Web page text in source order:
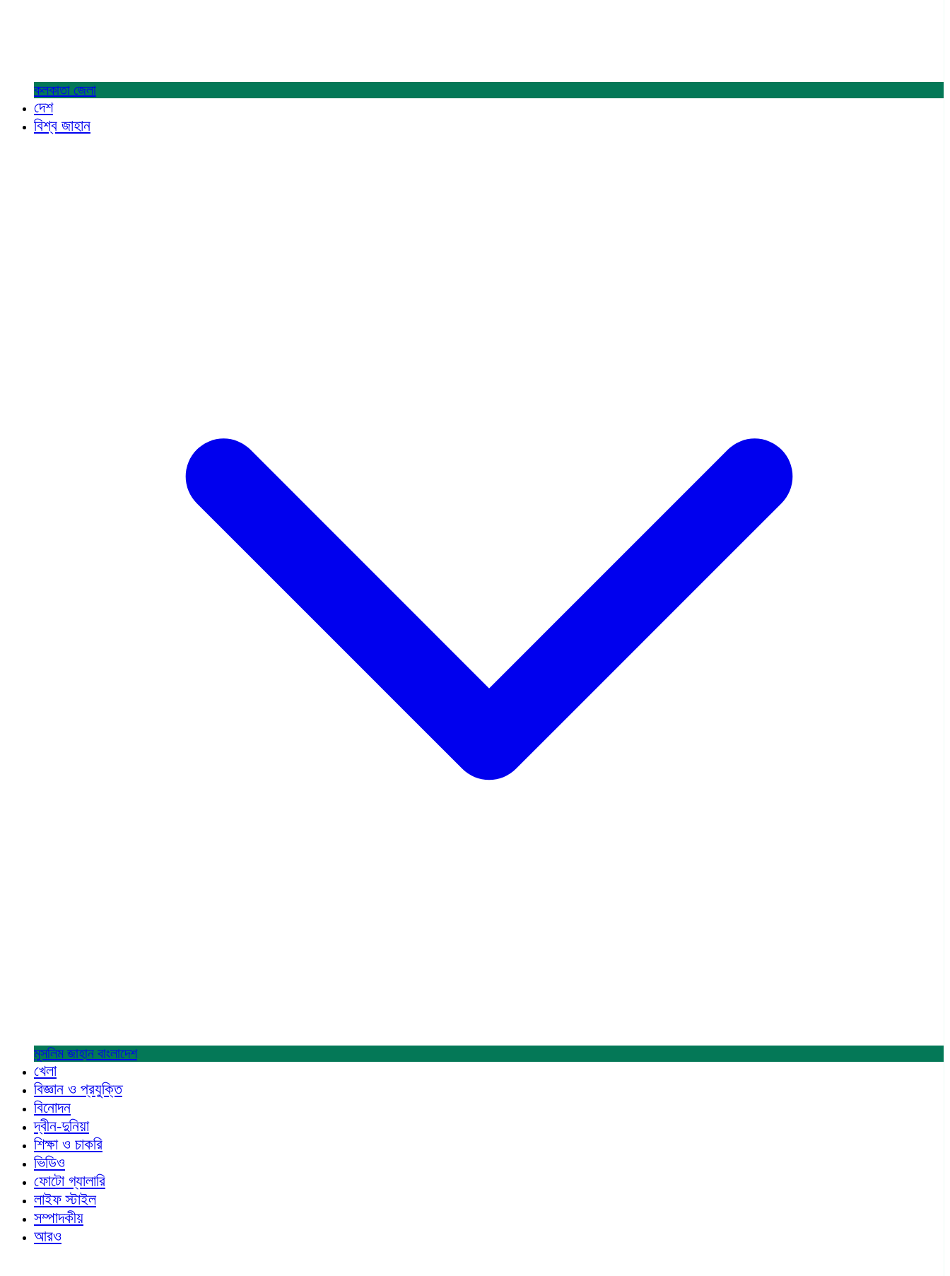
কলকাতা জেলা
দেশ
বিশ্ব জাহান
মুসলিম জাহান বাংলাদেশ
খেলা
বিজ্ঞান ও প্রযুক্তি
বিনোদন
দ্বীন-দুনিয়া
শিক্ষা ও চাকরি
ভিডিও
ফোটো গ্যালারি
লাইফ স্টাইল
সম্পাদকীয়
আরও